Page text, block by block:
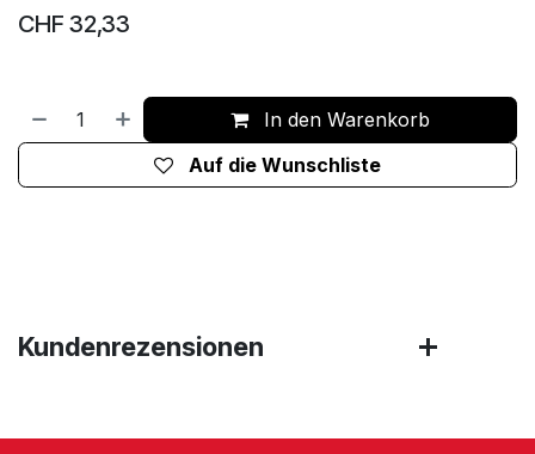
CHF 32,33
In den Warenkorb
Auf die Wunschliste
Kundenrezensionen